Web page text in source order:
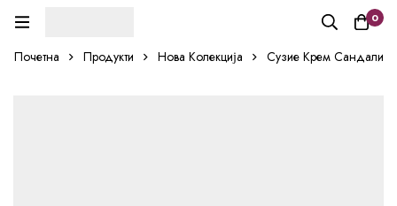
0
Почетна Продукти Нова Колекција Сузие Крем Сандали